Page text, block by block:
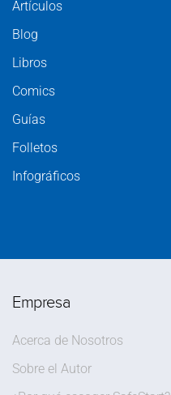
Artículos
Blog
Libros
Comics
Guías
Folletos
Infográficos
Empresa
Acerca de Nosotros
Sobre el Autor